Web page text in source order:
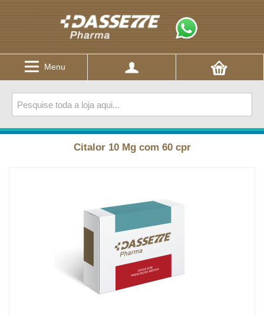
Menu
Citalor 10 Mg com 60 cpr